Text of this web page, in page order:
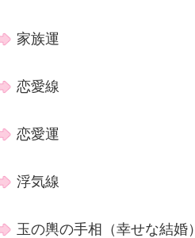
家族運
恋愛線
恋愛運
浮気線
玉の輿の手相（幸せな結婚）